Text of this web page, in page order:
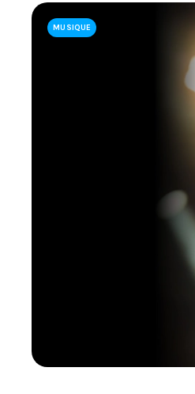
LIENS UTILES
MUSIQUE